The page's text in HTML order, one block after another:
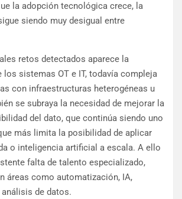
la adopción tecnológica crece, la
siendo muy desigual entre
retos detectados aparece la
los sistemas OT e IT, todavía compleja
con infraestructuras heterogéneas u
se subraya la necesidad de mejorar la
del dato, que continúa siendo uno
más limita la posibilidad de aplicar
o inteligencia artificial a escala. A ello
falta de talento especializado,
áreas como automatización, IA,
de datos.